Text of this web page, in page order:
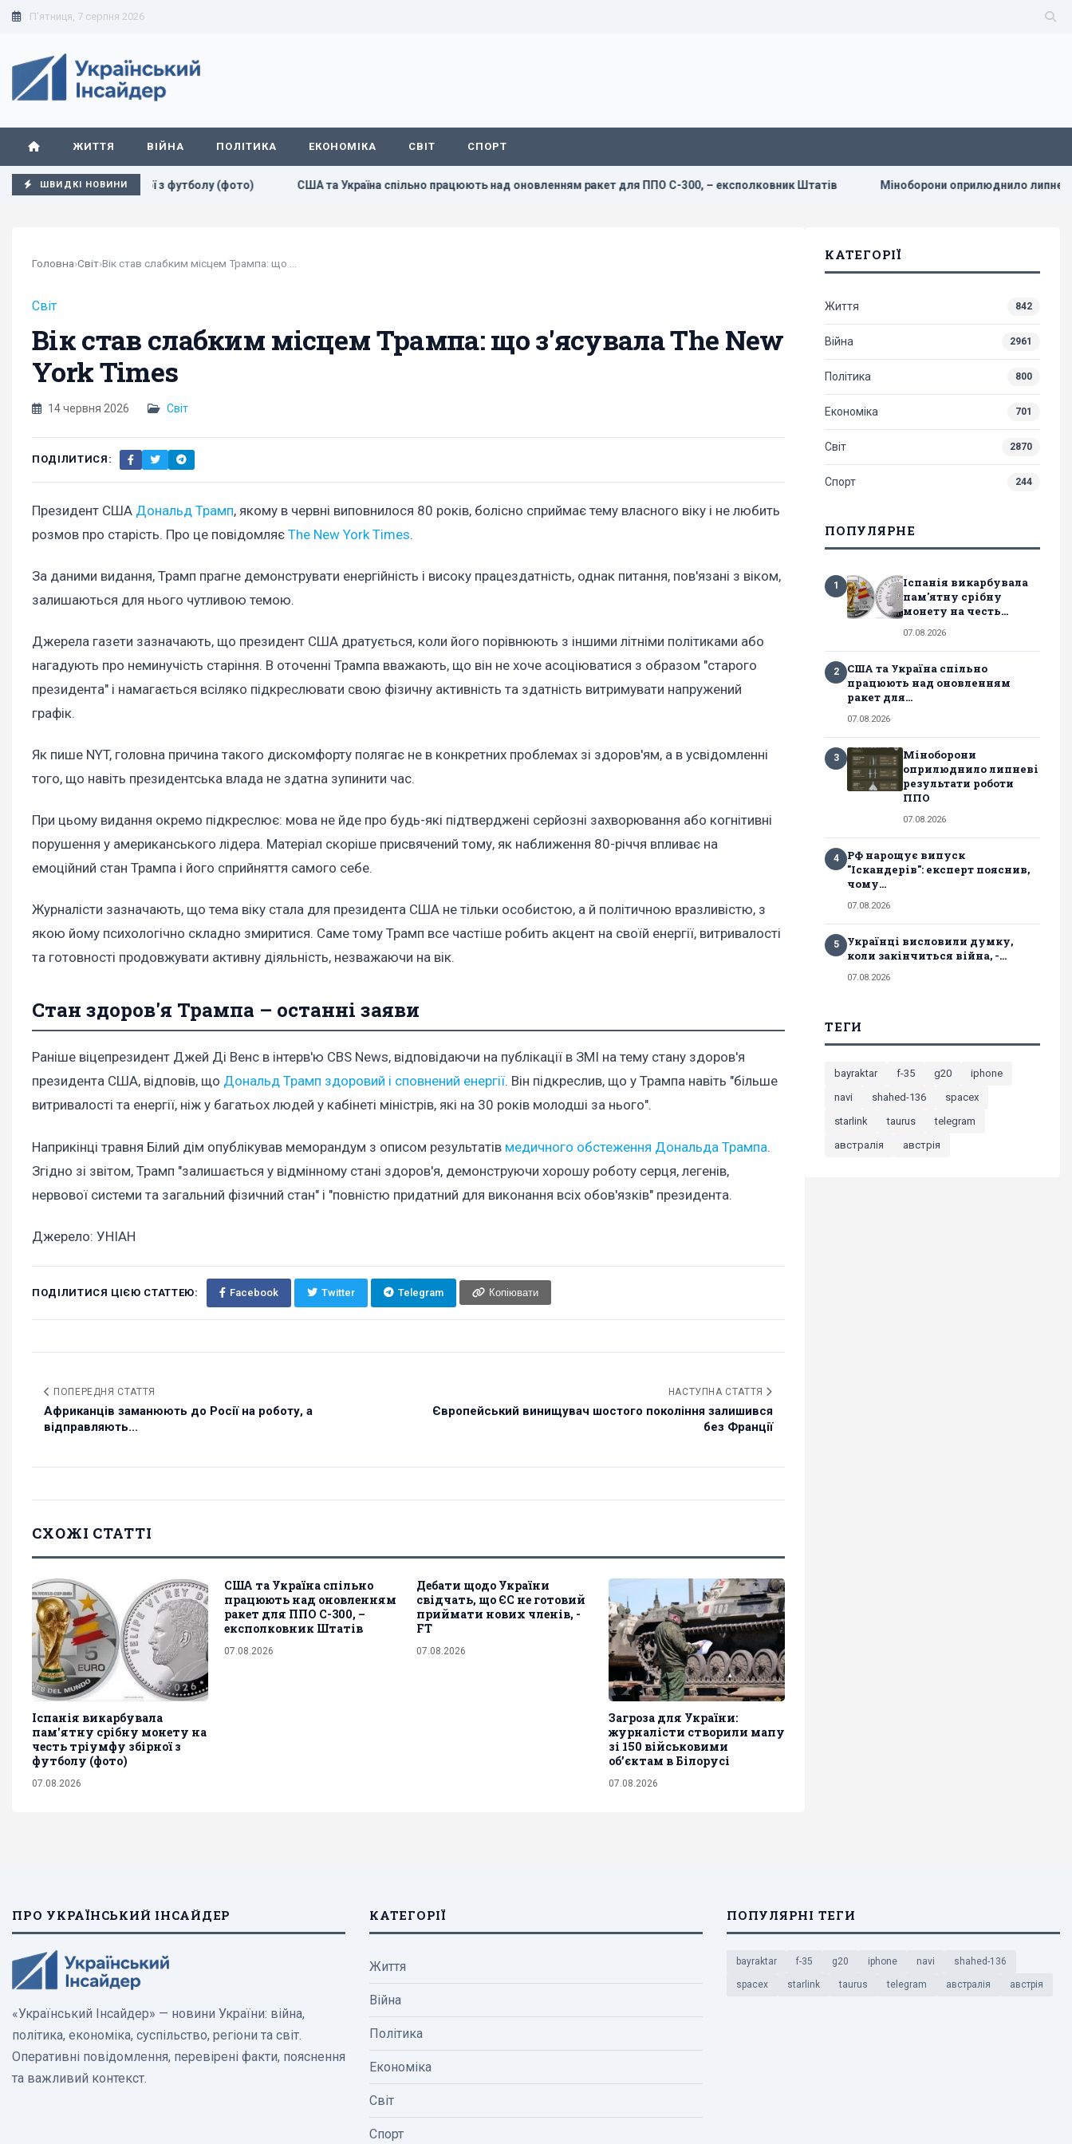
П'ятниця, 7 серпня 2026
ЖИТТЯ ВІЙНА ПОЛІТИКА ЕКОНОМІКА СВІТ СПОРТ
ШВИДКІ НОВИНИ
тріумфу збірної з футболу (фото) США та Україна спільно працюють над оновленням ракет для ППО С-300, – експолковник Штатів Міноборони оприлюднило липневі
Головна›Світ›
Світ
Вік став слабким місцем Трампа: що з'ясувала The New
York Times
14 червня 2026 Світ
ПОДІЛИТИСЯ:
Президент США Дональд Трамп, якому в червні виповнилося 80 років, болісно сприймає тему власного віку і не любить
розмов про старість. Про це повідомляє The New York Times.
За даними видання, Трамп прагне демонструвати енергійність і високу працездатність, однак питання, пов'язані з віком,
залишаються для нього чутливою темою.
Джерела газети зазначають, що президент США дратується, коли його порівнюють з іншими літніми політиками або
нагадують про неминучість старіння. В оточенні Трампа вважають, що він не хоче асоціюватися з образом "старого
президента" і намагається всіляко підкреслювати свою фізичну активність та здатність витримувати напружений
графік.
Як пише NYT, головна причина такого дискомфорту полягає не в конкретних проблемах зі здоров'ям, а в усвідомленні
того, що навіть президентська влада не здатна зупинити час.
При цьому видання окремо підкреслює: мова не йде про будь-які підтверджені серйозні захворювання або когнітивні
порушення у американського лідера. Матеріал скоріше присвячений тому, як наближення 80-річчя впливає на
емоційний стан Трампа і його сприйняття самого себе.
Журналісти зазначають, що тема віку стала для президента США не тільки особистою, а й політичною вразливістю, з
якою йому психологічно складно змиритися. Саме тому Трамп все частіше робить акцент на своїй енергії, витривалості
та готовності продовжувати активну діяльність, незважаючи на вік.
Стан здоров'я Трампа – останні заяви
Раніше віцепрезидент Джей Ді Венс в інтерв'ю CBS News, відповідаючи на публікації в ЗМІ на тему стану здоров'я
президента США, відповів, що Дональд Трамп здоровий і сповнений енергії. Він підкреслив, що у Трампа навіть "більше
витривалості та енергії, ніж у багатьох людей у кабінеті міністрів, які на 30 років молодші за нього".
Наприкінці травня Білий дім опублікував меморандум з описом результатів медичного обстеження Дональда Трампа.
Згідно зі звітом, Трамп "залишається у відмінному стані здоров'я, демонструючи хорошу роботу серця, легенів,
нервової системи та загальний фізичний стан" і "повністю придатний для виконання всіх обов'язків" президента.
Джерело: УНІАН
ПОДІЛИТИСЯ ЦІЄЮ СТАТТЕЮ: Facebook Twitter Telegram Копіювати
ПОПЕРЕДНЯ СТАТТЯ
Африканців заманюють до Росії на роботу, а
відправляють...
НАСТУПНА СТАТТЯ
Європейський винищувач шостого покоління залишився
без Франції
СХОЖІ СТАТТІ
Іспанія викарбувала
пам'ятну срібну монету на
честь тріумфу збірної з
футболу (фото)
07.08.2026
США та Україна спільно
працюють над оновленням
ракет для ППО С-300, –
експолковник Штатів
07.08.2026
Дебати щодо України
свідчать, що ЄС не готовий
приймати нових членів, -
FT
07.08.2026
Загроза для України:
журналісти створили мапу
зі 150 військовими
обʼєктам в Білорусі
07.08.2026
КАТЕГОРІЇ
Життя 842
Війна 2961
Політика 800
Економіка 701
Світ 2870
Спорт 244
ПОПУЛЯРНЕ
1
Іспанія викарбувала
пам'ятну срібну
монету на честь...
07.08.2026
2
США та Україна спільно
працюють над оновленням
ракет для...
07.08.2026
3
Міноборони
оприлюднило липневі
результати роботи
ППО
07.08.2026
4
РФ нарощує випуск
"Іскандерів": експерт пояснив,
чому...
07.08.2026
5
Українці висловили думку,
коли закінчиться війна, -...
07.08.2026
ТЕГИ
bayraktar f-35 g20
iphone
navi
shahed-136
spacex
starlink
taurus
telegram
австралія
австрія
ПРО УКРАЇНСЬКИЙ ІНСАЙДЕР
«Український Інсайдер» — новини України: війна,
політика, економіка, суспільство, регіони та світ.
Оперативні повідомлення, перевірені факти, пояснення
та важливий контекст.
КАТЕГОРІЇ
Життя
Війна
Політика
Економіка
Світ
Спорт
ПОПУЛЯРНІ ТЕГИ
bayraktar f-35 g20 iphone navi shahed-136
spacex starlink taurus telegram австралія австрія